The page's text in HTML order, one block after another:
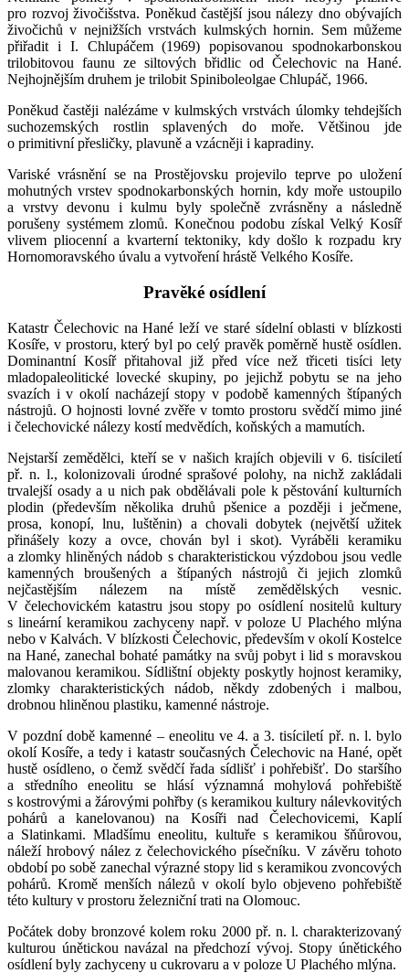
pro rozvoj živočišstva. Poněkud častější jsou nálezy dno obývajích
živočichů v nejnižších vrstvách kulmských hornin. Sem můžeme
přiřadit i I. Chlupáčem (1969) popisovanou spodnokarbonskou
trilobitovou faunu ze siltových břidlic od Čelechovic na Hané.
Nejhojnějším druhem je trilobit Spiniboleolgae Chlupáč, 1966.
Poněkud častěji nalézáme v kulmských vrstvách úlomky tehdejších
suchozemských rostlin splavených do moře. Většinou jde
o primitivní přesličky, plavuně a vzácněji i kapradiny.
Variské vrásnění se na Prostějovsku projevilo teprve po uložení
mohutných vrstev spodnokarbonských hornin, kdy moře ustoupilo
a vrstvy devonu i kulmu byly společně zvrásněny a následně
porušeny systémem zlomů. Konečnou podobu získal Velký Kosíř
vlivem pliocenní a kvarterní tektoniky, kdy došlo k rozpadu kry
Hornomoravského úvalu a vytvoření hrástě Velkého Kosíře.
Pravěké osídlení
Katastr Čelechovic na Hané leží ve staré sídelní oblasti v blízkosti
Kosíře, v prostoru, který byl po celý pravěk poměrně hustě osídlen.
Dominantní Kosíř přitahoval již před více než třiceti tisíci lety
mladopaleolitické lovecké skupiny, po jejichž pobytu se na jeho
svazích i v okolí nacházejí stopy v podobě kamenných štípaných
nástrojů. O hojnosti lovné zvěře v tomto prostoru svědčí mimo jiné
i čelechovické nálezy kostí medvědích, koňských a mamutích.
Nejstarší zemědělci, kteří se v našich krajích objevili v 6. tisíciletí
př. n. l., kolonizovali úrodné sprašové polohy, na nichž zakládali
trvalejší osady a u nich pak obdělávali pole k pěstování kulturních
plodin (především několika druhů pšenice a později i ječmene,
prosa, konopí, lnu, luštěnin) a chovali dobytek (největší užitek
přinášely kozy a ovce, chován byl i skot). Vyráběli keramiku
a zlomky hliněných nádob s charakteristickou výzdobou jsou vedle
kamenných broušených a štípaných nástrojů či jejich zlomků
nejčastějším nálezem na místě zemědělských vesnic.
V čelechovickém katastru jsou stopy po osídlení nositelů kultury
s lineární keramikou zachyceny např. v poloze U Plachého mlýna
nebo v Kalvách. V blízkosti Čelechovic, především v okolí Kostelce
na Hané, zanechal bohaté památky na svůj pobyt i lid s moravskou
malovanou keramikou. Sídlištní objekty poskytly hojnost keramiky,
zlomky charakteristických nádob, někdy zdobených i malbou,
drobnou hliněnou plastiku, kamenné nástroje.
V pozdní době kamenné – eneolitu ve 4. a 3. tisíciletí př. n. l. bylo
okolí Kosíře, a tedy i katastr současných Čelechovic na Hané, opět
hustě osídleno, o čemž svědčí řada sídlišť i pohřebišť. Do staršího
a středního eneolitu se hlásí významná mohylová pohřebiště
s kostrovými a žárovými pohřby (s keramikou kultury nálevkovitých
pohárů a kanelovanou) na Kosíři nad Čelechovicemi, Kaplí
a Slatinkami. Mladšímu eneolitu, kultuře s keramikou šňůrovou,
náleží hrobový nález z čelechovického písečníku. V závěru tohoto
období po sobě zanechal výrazné stopy lid s keramikou zvoncových
pohárů. Kromě menších nálezů v okolí bylo objeveno pohřebiště
této kultury v prostoru železniční trati na Olomouc.
Počátek doby bronzové kolem roku 2000 př. n. l. charakterizovaný
kulturou únětickou navázal na předchozí vývoj. Stopy únětického
osídlení byly zachyceny u cukrovaru a v poloze U Plachého mlýna.